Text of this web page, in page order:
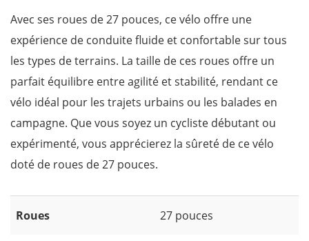
Avec ses roues de 27 pouces, ce vélo offre une
expérience de conduite fluide et confortable sur tous
les types de terrains. La taille de ces roues offre un
parfait équilibre entre agilité et stabilité, rendant ce
vélo idéal pour les trajets urbains ou les balades en
campagne. Que vous soyez un cycliste débutant ou
expérimenté, vous apprécierez la sûreté de ce vélo
doté de roues de 27 pouces.
Roues 27 pouces